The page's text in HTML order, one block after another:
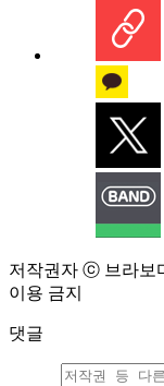
저작권자 ⓒ 브라보
이용 금지
댓글